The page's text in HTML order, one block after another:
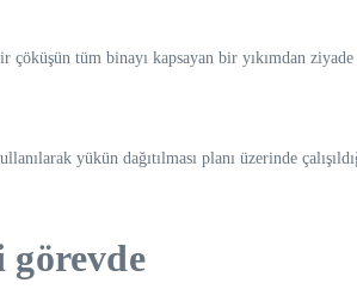
tüm binayı kapsayan bir yıkımdan
yükün dağıtılması planı üzerinde
görevde